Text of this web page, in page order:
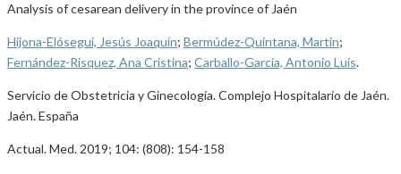
Analysis of cesarean delivery in the province of Jaén
Hijona-Elósegui, Jesús Joaquín; Bermúdez-Quintana, Martín;
Fernández-Risquez, Ana Cristina; Carballo-García, Antonio Luis.
Servicio de Obstetricia y Ginecología. Complejo Hospitalario de Jaén.
Jaén. España
Actual. Med. 2019; 104: (808): 154-158